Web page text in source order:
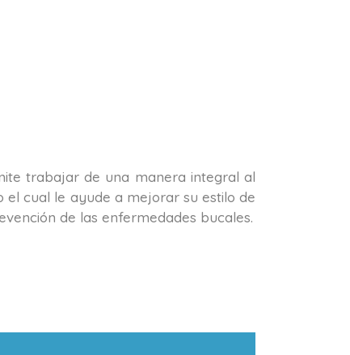
trabajar de una manera integral al
cual le ayude a mejorar su estilo de
de las enfermedades bucales.